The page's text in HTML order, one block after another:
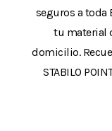
seguros a toda
tu material
domicilio.
STABILO